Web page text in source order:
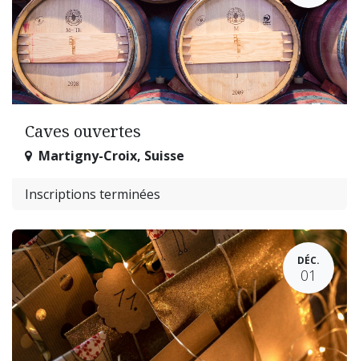
Caves ouvertes
Martigny-Croix, Suisse
Inscriptions terminées
DÉC.
01